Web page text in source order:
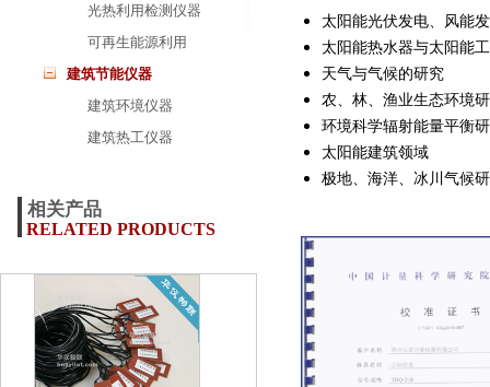
光热利用检测仪器
可再生能源利用
建筑节能仪器
建筑环境仪器
建筑热工仪器
太阳能光伏发电、风能
太阳能热水器与太阳能
天气与气候的研究
农、林、渔业生态环境
环境科学辐射能量平衡
太阳能建筑领域
极地、海洋、冰川气候
相关产品
RELATED PRODUCTS